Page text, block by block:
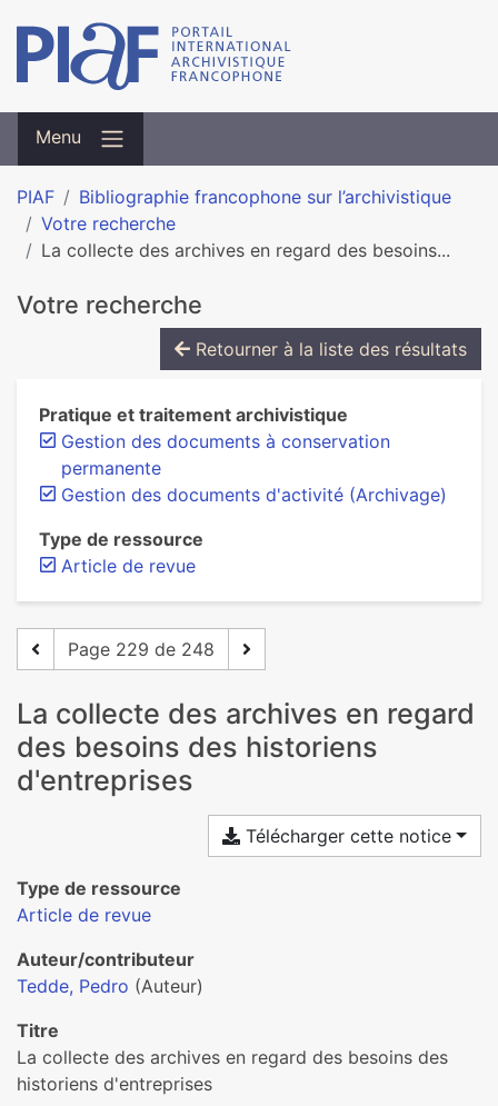
Menu
PIAF
Bibliographie francophone sur l’archivistique
Votre recherche
La collecte des archives en regard des besoins...
Votre recherche
Retourner à la liste des résultats
Pratique et traitement archivistique
Gestion des documents à conservation
permanente
Gestion des documents d'activité (Archivage)
Type de ressource
Article de revue
Page 229 de 248
La collecte des archives en regard
des besoins des historiens
d'entreprises
Télécharger cette notice
Type de ressource
Article de revue
Auteur/contributeur
Tedde, Pedro (Auteur)
Titre
La collecte des archives en regard des besoins des
historiens d'entreprises